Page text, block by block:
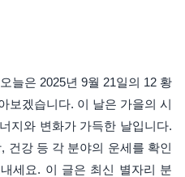
늘은 2025년 9월 21일의 12 황
보겠습니다. 이 날은 가을의 시
지와 변화가 가득한 날입니다.
건강 등 각 분야의 운세를 확인
세요. 이 글은 최신 별자리 분